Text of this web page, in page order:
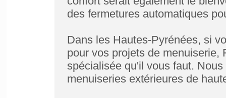
des fermetures automatiques
Dans les Hautes-Pyrénées, si
pour vos projets de menuiserie,
spécialisée qu'il vous faut.
menuiseries extérieures de